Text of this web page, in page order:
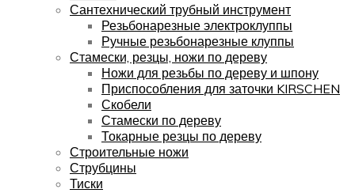
Сантехнический трубный инструмент
Резьбонарезные электроклуппы
Ручные резьбонарезные клуппы
Стамески, резцы, ножи по дереву
Ножи для резьбы по дереву и шпону
Приспособления для заточки KIRSCHEN
Скобели
Стамески по дереву
Токарные резцы по дереву
Строительные ножи
Струбцины
Тиски